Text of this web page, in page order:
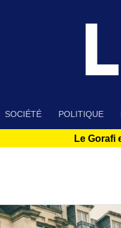
SOCIÉTÉ POLITIQUE
Le Gorafi